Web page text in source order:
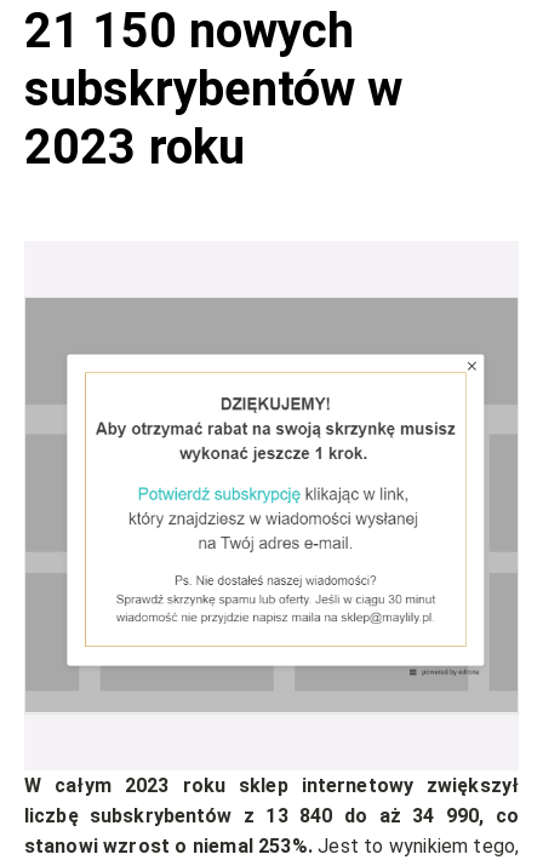
21 150 nowych
subskrybentów w
2023 roku
W całym 2023 roku sklep internetowy zwiększył
liczbę subskrybentów z 13 840 do aż 34 990, co
stanowi wzrost o niemal 253%.Jest to wynikiem tego,